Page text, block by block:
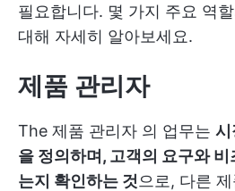
필요합니다. 몇 가지 주요 역
대해 자세히 알아보세요.
제품 관리자
The 제품 관리자 의 업무는 시
을 정의하며, 고객의 요구와
는지 확인하는 것 으로, 다른